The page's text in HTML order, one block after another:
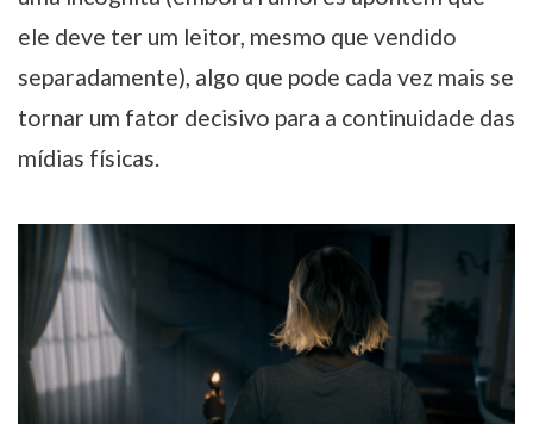
ele deve ter um leitor, mesmo que vendido
separadamente), algo que pode cada vez mais se
tornar um fator decisivo para a continuidade das
mídias físicas.